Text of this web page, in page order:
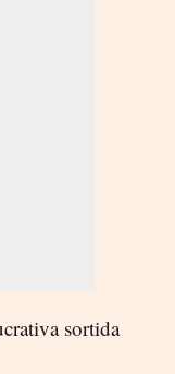
sortida